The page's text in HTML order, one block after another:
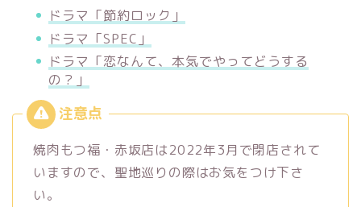
ドラマ「節約ロック」
ドラマ「SPEC」
ドラマ「恋なんて、本気でやってどうする
の？」
焼肉もつ福・赤坂店は2022年3月で閉店されて
いますので、聖地巡りの際はお気をつけ下さ
い。